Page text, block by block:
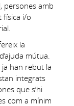
persones amb
física i/o
la
mútua.
ja han rebut la
integrats
que s’hi
com a mínim